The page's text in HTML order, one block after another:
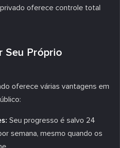
oferece controle total
Seu Próprio
oferece várias vantagens em
Seu progresso é salvo 24
semana, mesmo quando os